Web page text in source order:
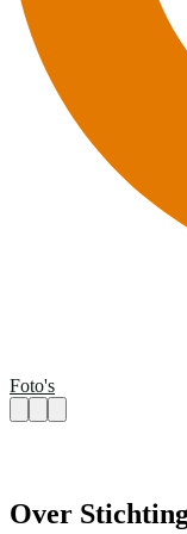
Foto's
Over